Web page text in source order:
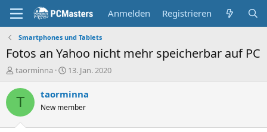
Anmelden Registrieren
Smartphones und Tablets
Fotos an Yahoo nicht mehr speicherbar auf PC
E
s
t
taorminna
E
s
e
13. Jan. 2020
T taorminna
New member